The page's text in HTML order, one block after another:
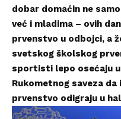
dobar domaćin ne
već i mladima – ovih
prvenstvo u odbojci, a
svetskog školskog
sportisti lepo osećaju u
Rukometnog saveza
prvenstvo odigraju u